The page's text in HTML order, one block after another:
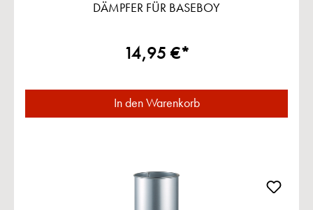
DÄMPFER FÜR BASEBOY
14,95 €*
In den Warenkorb